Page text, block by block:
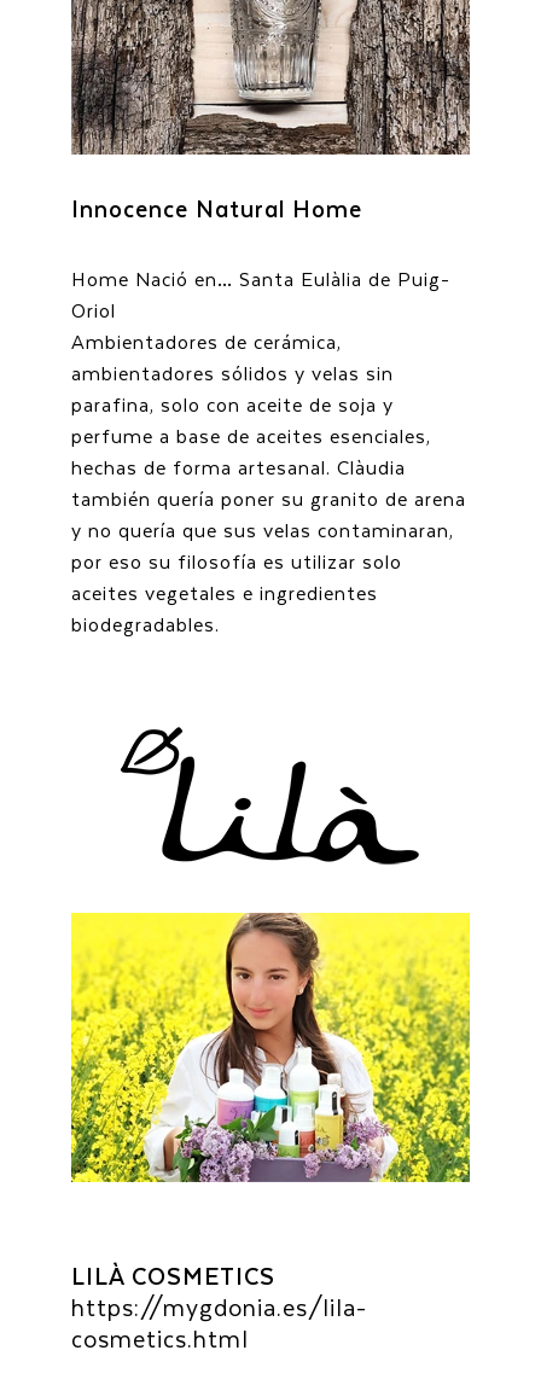
Innocence Natural Home
Home Nació en… Santa Eulàlia de Puig-
Oriol
Ambientadores de cerámica,
ambientadores sólidos y velas sin
parafina, solo con aceite de soja y
perfume a base de aceites esenciales,
hechas de forma artesanal. Clàudia
también quería poner su granito de arena
y no quería que sus velas contaminaran,
por eso su filosofía es utilizar solo
aceites vegetales e ingredientes
biodegradables.
LILÀ COSMETICS
https://mygdonia.es/lila-
cosmetics.html